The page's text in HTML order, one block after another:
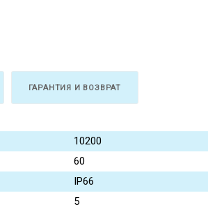
ГАРАНТИЯ И ВОЗВРАТ
10200
60
IP66
5